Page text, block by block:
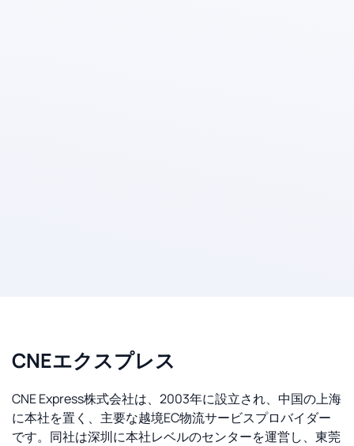
CNEエクスプレス
CNE Express株式会社は、2003年に設立され、中国の上海
に本社を置く、主要な越境EC物流サービスプロバイダー
です。同社は深圳に本社レベルのセンターを運営し、東莞